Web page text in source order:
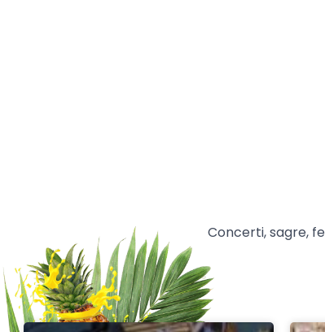
Concerti, sagre,